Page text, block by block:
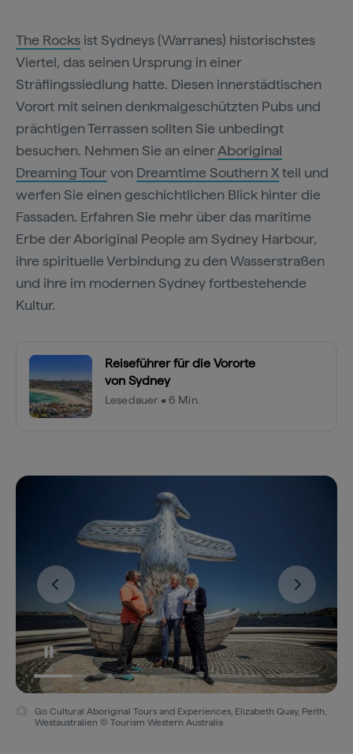
The Rocks ist Sydneys (Warranes) historischstes
Viertel, das seinen Ursprung in einer
Sträflingssiedlung hatte. Diesen innerstädtischen
Vorort mit seinen denkmalgeschützten Pubs und
prächtigen Terrassen sollten Sie unbedingt
besuchen. Nehmen Sie an einerAboriginal
Dreaming Tourvon Dreamtime Southern Xteil und
werfen Sie einen geschichtlichen Blick hinter die
Fassaden. Erfahren Sie mehr über das maritime
Erbe der Aboriginal People am Sydney Harbour,
ihre spirituelle Verbindung zu den Wasserstraßen
und ihre im modernen Sydney fortbestehende
Kultur.
Reiseführer für die Vororte
von Sydney
Lesedauer • 6 Min.
Go Cultural Aboriginal Tours and Experiences, Elizabeth Quay, Perth,
Westaustralien © Tourism Western Australia